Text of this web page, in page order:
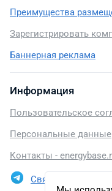
Преимущества
Зарегистрировать
Баннерная реклама
Информация
Пользовательское
Персональные данные
Контакты -
Связаться в